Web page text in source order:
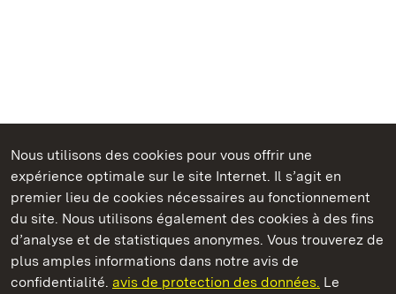
Nous utilisons des cookies pour vous offrir une
expérience optimale sur le site Internet. Il s’agit en
premier lieu de cookies nécessaires au fonctionnement
du site. Nous utilisons également des cookies à des fins
d’analyse et de statistiques anonymes. Vous trouverez de
plus amples informations dans notre avis de
confidentialité. avis de protection des données. Le
Châteaux et jardins publics du Bade-Wurtemberg
Château résidentiel de Ludwigsburg